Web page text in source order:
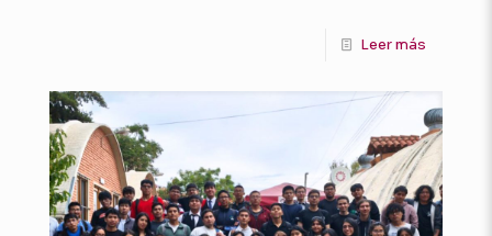
Leer más